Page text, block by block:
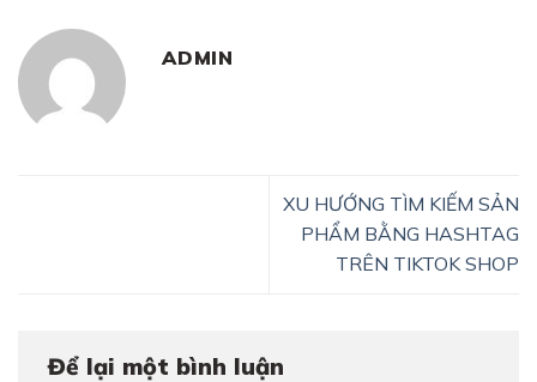
ADMIN
XU HƯỚNG TÌM KIẾM SẢN
PHẨM BẰNG HASHTAG
TRÊN TIKTOK SHOP
Để lại một bình luận